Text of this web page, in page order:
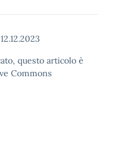
12.12.2023
questo articolo è
Commons